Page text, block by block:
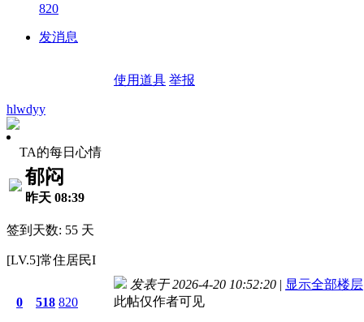
820
发消息
使用道具 举报
hlwdyy
TA的每日心情
郁闷
昨天 08:39
签到天数: 55 天
[LV.5]常住居民I
0 518 820
发表于 2026-4-20 10:52:20 | 显示全部楼层
此帖仅作者可见